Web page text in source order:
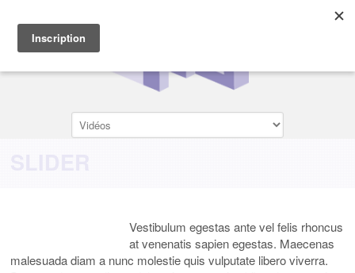
SLIDER
Vestibulum egestas ante vel felis rhoncus
at venenatis sapien egestas. Maecenas
malesuada diam a nunc molestie quis vulputate libero viverra.